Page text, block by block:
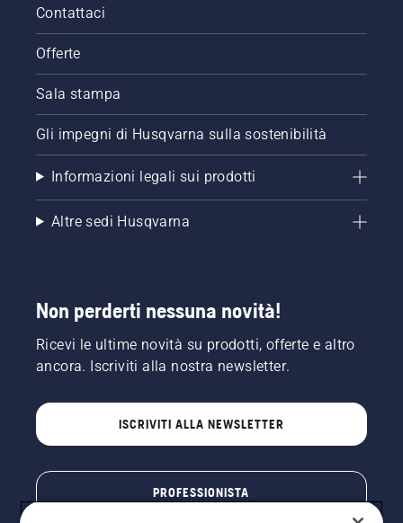
Contattaci
Offerte
Sala stampa
Gli impegni di Husqvarna sulla sostenibilità
Informazioni legali sui prodotti
Altre sedi Husqvarna
Non perderti nessuna novità!
Ricevi le ultime novità su prodotti, offerte e altro
ancora. Iscriviti alla nostra newsletter.
ISCRIVITI ALLA NEWSLETTER
PROFESSIONISTA